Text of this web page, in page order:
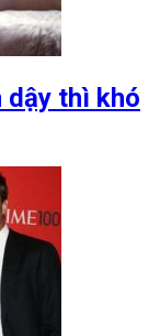
dậy thì khó